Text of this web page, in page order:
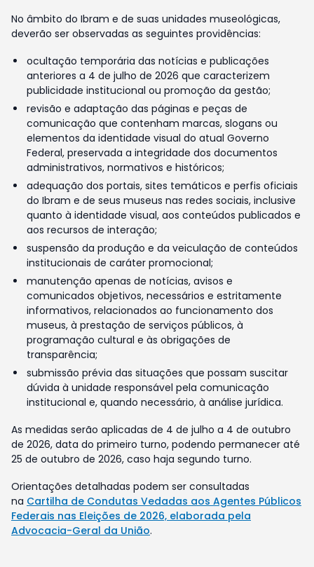
No âmbito do Ibram e de suas unidades museológicas,
deverão ser observadas as seguintes providências:
ocultação temporária das notícias e publicações
anteriores a 4 de julho de 2026 que caracterizem
publicidade institucional ou promoção da gestão;
revisão e adaptação das páginas e peças de
comunicação que contenham marcas, slogans ou
elementos da identidade visual do atual Governo
Federal, preservada a integridade dos documentos
administrativos, normativos e históricos;
adequação dos portais, sites temáticos e perfis oficiais
do Ibram e de seus museus nas redes sociais, inclusive
quanto à identidade visual, aos conteúdos publicados e
aos recursos de interação;
suspensão da produção e da veiculação de conteúdos
institucionais de caráter promocional;
manutenção apenas de notícias, avisos e
comunicados objetivos, necessários e estritamente
informativos, relacionados ao funcionamento dos
museus, à prestação de serviços públicos, à
programação cultural e às obrigações de
transparência;
submissão prévia das situações que possam suscitar
dúvida à unidade responsável pela comunicação
institucional e, quando necessário, à análise jurídica.
As medidas serão aplicadas de 4 de julho a 4 de outubro
de 2026, data do primeiro turno, podendo permanecer até
25 de outubro de 2026, caso haja segundo turno.
Orientações detalhadas podem ser consultadas
na Cartilha de Condutas Vedadas aos Agentes Públicos
Federais nas Eleições de 2026, elaborada pela
Advocacia-Geral da União.